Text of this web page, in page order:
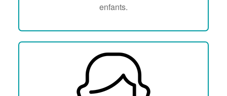
enfants.